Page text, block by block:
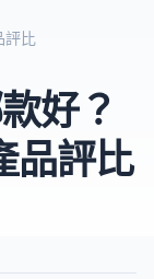
評比
好？
品評比